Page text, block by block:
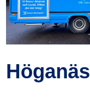
Höganäs